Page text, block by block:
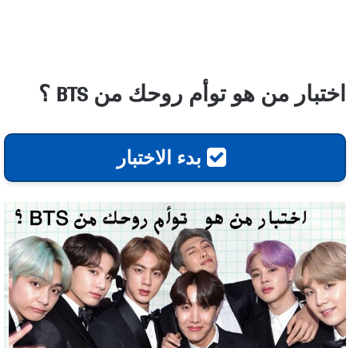
اختبار من هو توأم روحك من BTS ؟
بدء الاختبار